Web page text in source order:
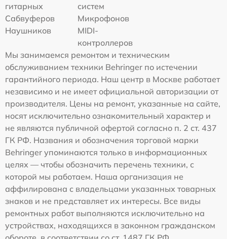
гитарных
систем
Сабвуферов
Микрофонов
Наушников
MIDI-
контроллеров
Мы занимаемся ремонтом и техническим
обслуживанием техники Behringer по истечении
гарантийного периода. Наш центр в Москве работает
независимо и не имеет официальной авторизации от
производителя. Цены на ремонт, указанные на сайте,
носят исключительно ознакомительный характер и
не являются публичной офертой согласно п. 2 ст. 437
ГК РФ. Названия и обозначения торговой марки
Behringer упоминаются только в информационных
целях — чтобы обозначить перечень техники, с
которой мы работаем. Наша организация не
аффилирована с владельцами указанных товарных
знаков и не представляет их интересы. Все виды
ремонтных работ выполняются исключительно на
устройствах, находящихся в законном гражданском